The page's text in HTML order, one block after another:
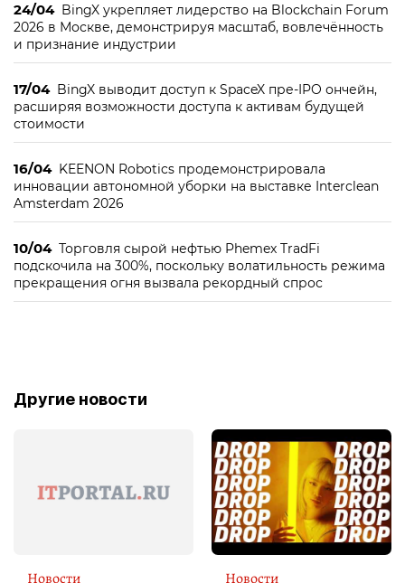
24/04 BingX укрепляет лидерство на Blockchain Forum
2026 в Москве, демонстрируя масштаб, вовлечённость
и признание индустрии
17/04 BingX выводит доступ к SpaceX пре-IPO ончейн,
расширяя возможности доступа к активам будущей
стоимости
16/04 KEENON Robotics продемонстрировала
инновации автономной уборки на выставке Interclean
Amsterdam 2026
10/04 Торговля сырой нефтью Phemex TradFi
подскочила на 300%, поскольку волатильность режима
прекращения огня вызвала рекордный спрос
Другие новости
Новости Новости